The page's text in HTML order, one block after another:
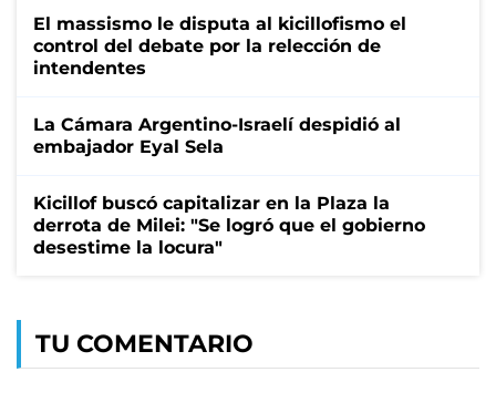
El massismo le disputa al kicillofismo el
control del debate por la relección de
intendentes
La Cámara Argentino-Israelí despidió al
embajador Eyal Sela
Kicillof buscó capitalizar en la Plaza la
derrota de Milei: "Se logró que el gobierno
desestime la locura"
TU COMENTARIO